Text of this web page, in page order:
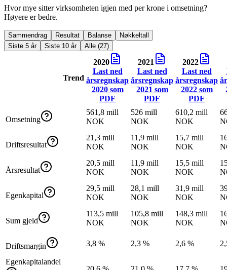
Hvor mye sitter virksomheten igjen med per krone i omsetning?
Høyere er bedre.
Sammendrag Resultat Balanse
Nøkkeltall
Siste 5 år
Siste 10 år Alle (27)
Trend
2020
Last ned
årsregnskap
2020som
PDF
2021
Last ned
årsregnskap
2021 som
PDF
2022
Last ned
årsregnskap
2022som
PDF
Omsetning
561,8 mill
NOK
526 mill
NOK
610,2 mill
NOK
Driftsresultat
21,3 mill
NOK
11,9 mill
NOK
15,7 mill
NOK
Årsresultat
20,5 mill
NOK
11,9 mill
NOK
15,5 mill
NOK
Egenkapital
29,5 mill
NOK
28,1 mill
NOK
31,9 mill
NOK
Sum gjeld
113,5 mill
NOK
105,8 mill
NOK
148,3 mill
NOK
Driftsmargin 3,8 % 2,3 % 2,6 %
Egenkapitalandel